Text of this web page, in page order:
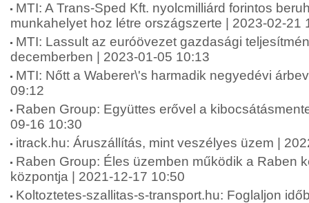
MTI: A Trans-Sped Kft. nyolcmilliárd forintos
munkahelyet hoz létre országszerte | 2023-02-21
MTI: Lassult az euróövezet gazdasági
decemberben | 2023-01-05 10:13
MTI: Nőtt a Waberer\'s harmadik negyedévi
09:12
Raben Group: Együttes erővel a
09-16 10:30
itrack.hu: Áruszállítás, mint veszélyes üzem |
Raben Group: Éles üzemben működik a Raben
központja | 2021-12-17 10:50
Koltoztetes-szallitas-s-transport.hu: Foglaljon